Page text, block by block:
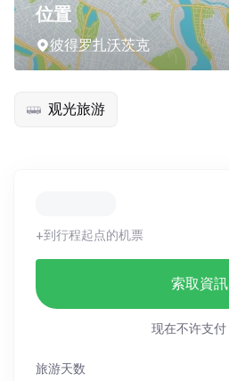
位置
彼得罗扎沃茨克
观光旅游
+到行程起点的机票
索取資訊
现在不许支付
旅游天数